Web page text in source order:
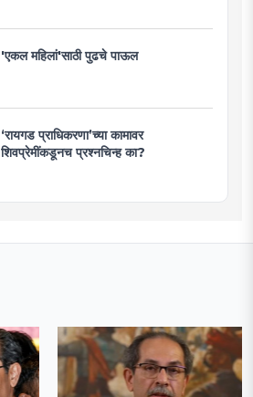
'एकल महिलां'साठी पुढचे पाऊल
‘रायगड प्राधिकरणा’च्या कामावर
शिवप्रेमींकडूनच प्रश्नचिन्ह का?